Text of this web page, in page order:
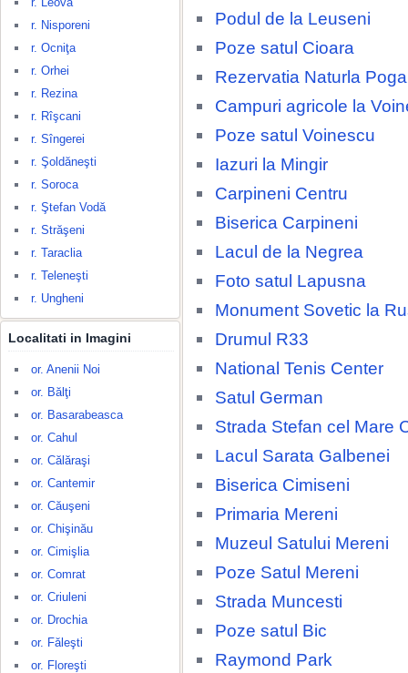
r. Nisporeni
r. Ocniţa
r. Orhei
r. Rezina
r. Rîşcani
r. Sîngerei
r. Şoldăneşti
r. Soroca
r. Ştefan Vodă
r. Străşeni
r. Taraclia
r. Teleneşti
r. Ungheni
Localitati in Imagini
or. Anenii Noi
or. Bălţi
or. Basarabeasca
or. Cahul
or. Călăraşi
or. Cantemir
or. Căuşeni
or. Chişinău
or. Cimişlia
or. Comrat
or. Criuleni
or. Drochia
or. Făleşti
or. Floreşti
Podul de la Leuseni
Poze satul Cioara
Rezervatia Naturla
Campuri agricole la
Poze satul Voinescu
Iazuri la Mingir
Carpineni Centru
Biserica Carpineni
Lacul de la Negrea
Foto satul Lapusna
Monument Sovetic la
Drumul R33
National Tenis Center
Satul German
Strada Stefan cel Mare
Lacul Sarata Galbenei
Biserica Cimiseni
Primaria Mereni
Muzeul Satului Mereni
Poze Satul Mereni
Strada Muncesti
Poze satul Bic
Raymond Park